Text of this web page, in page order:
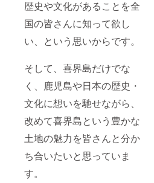
歴史や文化があることを全
国の皆さんに知って欲し
い、という思いからです。
そして、喜界島だけでな
く、鹿児島や日本の歴史・
文化に想いを馳せながら、
改めて喜界島という豊かな
土地の魅力を皆さんと分か
ち合いたいと思っていま
す。